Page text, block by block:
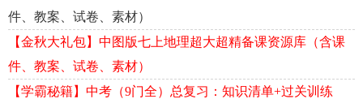
件、教案、试卷、素材）
【金秋大礼包】中图版七上地理超大超精备课资源库（含课
件、教案、试卷、素材）
【学霸秘籍】中考（9门全）总复习：知识清单+过关训练